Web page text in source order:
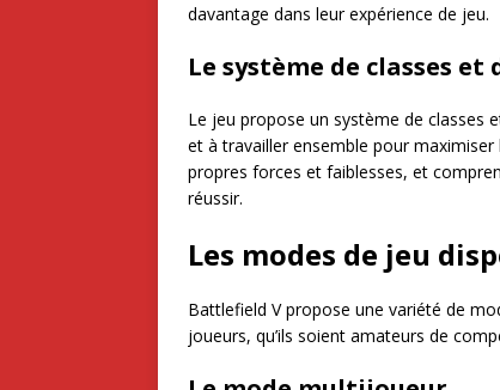
davantage dans leur expérience de jeu.
Le système de classes et
Le jeu propose un système de classes
et à travailler ensemble pour
propres forces et faiblesses, et
réussir.
Les modes de jeu
Battlefield V propose une variété de
joueurs, qu’ils soient amateurs de